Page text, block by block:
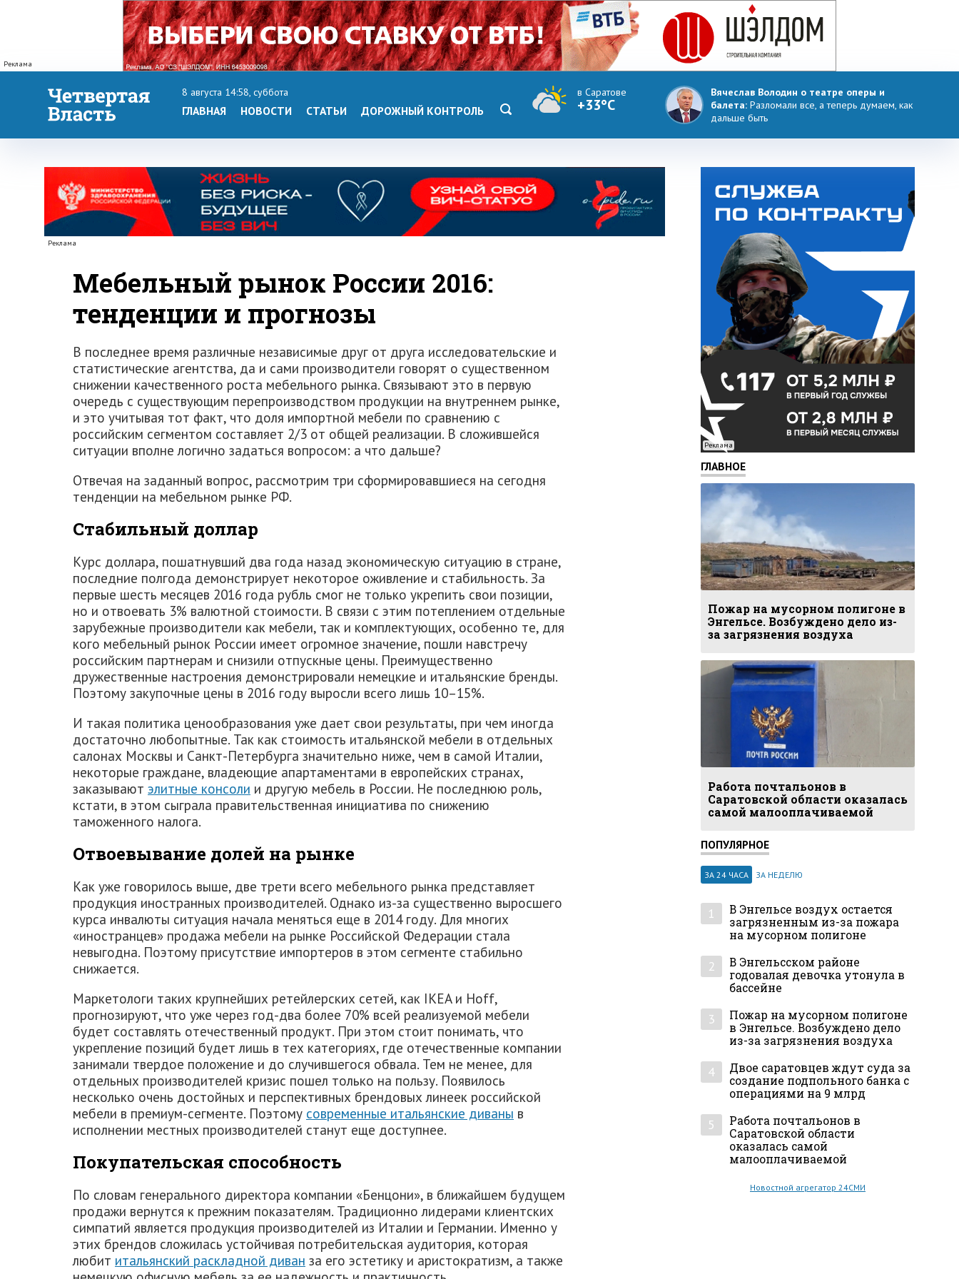
Реклама
8 августа 14:58, суббота
ГЛАВНАЯ НОВОСТИ СТАТЬИ ДОРОЖНЫЙ КОНТРОЛЬ
в Саратове
+33°C
Вячеслав Володин о театре оперы и
балета: Разломали все, а теперь думаем, как
дальше быть
Реклама
Мебельный рынок России 2016:
тенденции и прогнозы
В последнее время различные независимые друг от друга исследовательские и
статистические агентства, да и сами производители говорят о существенном
снижении качественного роста мебельного рынка. Связывают это в первую
очередь с существующим перепроизводством продукции на внутреннем рынке,
и это учитывая тот факт, что доля импортной мебели по сравнению с
российским сегментом составляет 2/3 от общей реализации. В сложившейся
ситуации вполне логично задаться вопросом: а что дальше?
Отвечая на заданный вопрос, рассмотрим три сформировавшиеся на сегодня
тенденции на мебельном рынке РФ.
Стабильный доллар
Курс доллара, пошатнувший два года назад экономическую ситуацию в стране,
последние полгода демонстрирует некоторое оживление и стабильность. За
первые шесть месяцев 2016 года рубль смог не только укрепить свои позиции,
но и отвоевать 3% валютной стоимости. В связи с этим потеплением отдельные
зарубежные производители как мебели, так и комплектующих, особенно те, для
кого мебельный рынок России имеет огромное значение, пошли навстречу
российским партнерам и снизили отпускные цены. Преимущественно
дружественные настроения демонстрировали немецкие и итальянские бренды.
Поэтому закупочные цены в 2016 году выросли всего лишь 10–15%.
И такая политика ценообразования уже дает свои результаты, при чем иногда
достаточно любопытные. Так как стоимость итальянской мебели в отдельных
салонах Москвы и Санкт-Петербурга значительно ниже, чем в самой Италии,
некоторые граждане, владеющие апартаментами в европейских странах,
заказывают элитные консоли и другую мебель в России. Не последнюю роль,
кстати, в этом сыграла правительственная инициатива по снижению
таможенного налога.
Отвоевывание долей на рынке
Как уже говорилось выше, две трети всего мебельного рынка представляет
продукция иностранных производителей. Однако из-за существенно выросшего
курса инвалюты ситуация начала меняться еще в 2014 году. Для многих
«иностранцев» продажа мебели на рынке Российской Федерации стала
невыгодна. Поэтому присутствие импортеров в этом сегменте стабильно
снижается.
Маркетологи таких крупнейших ретейлерских сетей, как IKEA и Hoff,
прогнозируют, что уже через год-два более 70% всей реализуемой мебели
будет составлять отечественный продукт. При этом стоит понимать, что
укрепление позиций будет лишь в тех категориях, где отечественные компании
занимали твердое положение и до случившегося обвала. Тем не менее, для
отдельных производителей кризис пошел только на пользу. Появилось
несколько очень достойных и перспективных брендовых линеек российской
мебели в премиум-сегменте. Поэтому современные итальянские диваны в
исполнении местных производителей станут еще доступнее.
Покупательская способность
По словам генерального директора компании «Бенцони», в ближайшем будущем
продажи вернутся к прежним показателям. Традиционно лидерами клиентских
симпатий является продукция производителей из Италии и Германии. Именно у
этих брендов сложилась устойчивая потребительская аудитория, которая
любит итальянский раскладной диван за его эстетику и аристократизм, а также
Реклама
ГЛАВНОЕ
Пожар на мусорном полигоне в
Энгельсе. Возбуждено дело из-
за загрязнения воздуха
Работа почтальонов в
Саратовской области оказалась
самой малооплачиваемой
ПОПУЛЯРНОЕ
ЗА 24 ЧАСА ЗА НЕДЕЛЮ
1
В Энгельсе воздух остается
загрязненным из-за пожара
на мусорном полигоне
2
В Энгельсском районе
годовалая девочка утонула в
бассейне
3
Пожар на мусорном полигоне
в Энгельсе. Возбуждено дело
из-за загрязнения воздуха
4
Двое саратовцев ждут суда за
создание подпольного банка с
операциями на 9 млрд
5
Работа почтальонов в
Саратовской области
оказалась самой
малооплачиваемой
Новостной агрегатор 24СМИ